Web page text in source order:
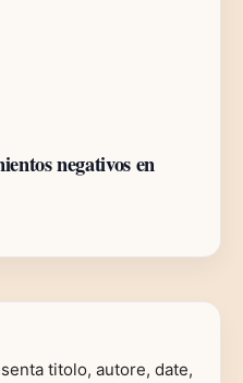
negativos en
titolo, autore, date,